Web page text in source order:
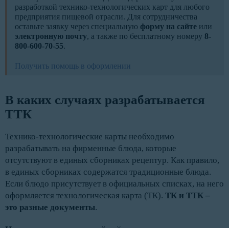
разработкой технико-технологических карт для любого
предприятия пищевой отрасли. Для сотрудничества
оставьте заявку через специальную форму на сайте или
электронную почту, а также по бесплатному номеру 8-
800-600-70-55.
Получить помощь в оформлении
В каких случаях разрабатывается
ТТК
Технико-технологические карты необходимо
разрабатывать на фирменные блюда, которые
отсутствуют в единых сборниках рецептур. Как правило,
в единых сборниках содержатся традиционные блюда.
Если блюдо присутствует в официальных списках, на него
оформляется технологическая карта (ТК). ТК и ТТК –
это разные документы.